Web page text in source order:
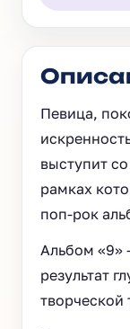
Певица,
выступит
рамках
поп-рок
Альбом «9»
результат